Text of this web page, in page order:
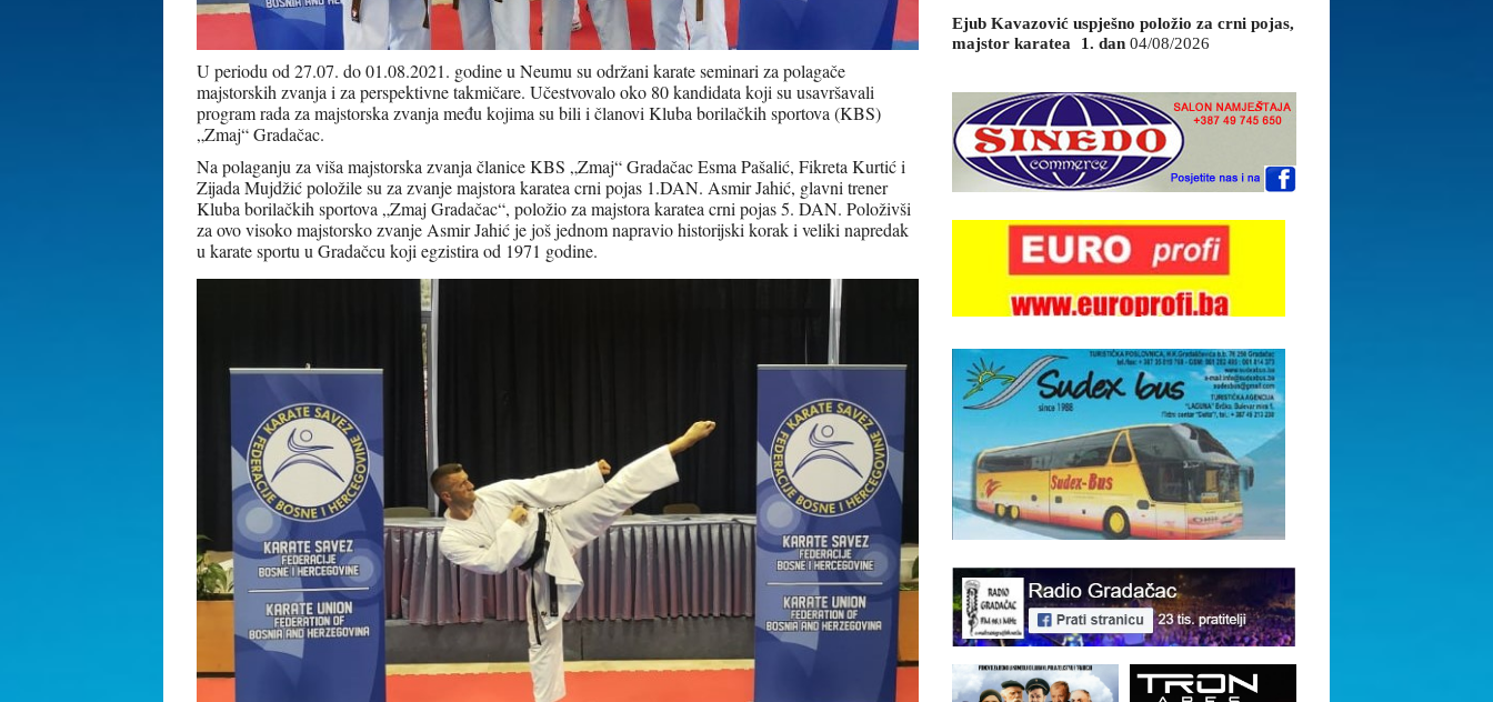
U periodu od 27.07. do 01.08.2021. godine u Neumu su održani karate seminari za polagače
majstorskih zvanja i za perspektivne takmičare. Učestvovalo oko 80 kandidata koji su usavršavali
program rada za majstorska zvanja među kojima su bili i članovi Kluba borilačkih sportova (KBS)
„Zmaj“ Gradačac.
Na polaganju za viša majstorska zvanja članice KBS „Zmaj“ Gradačac Esma Pašalić, Fikreta Kurtić i
Zijada Mujdžić položile su za zvanje majstora karatea crni pojas 1.DAN. Asmir Jahić, glavni trener
Kluba borilačkih sportova „Zmaj Gradačac“, položio za majstora karatea crni pojas 5. DAN. Položivši
za ovo visoko majstorsko zvanje Asmir Jahić je još jednom napravio historijski korak i veliki napredak
u karate sportu u Gradačcu koji egzistira od 1971 godine.
Ejub Kavazović uspješno položio za crni pojas,
majstor karatea 1. dan 04/08/2026